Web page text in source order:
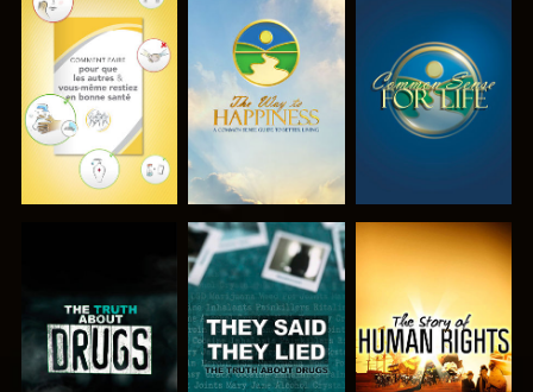
REGARDER REGARDER REGARDER
REGARDER REGARDER